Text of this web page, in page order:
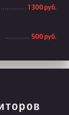
1 300 руб.
500 руб.